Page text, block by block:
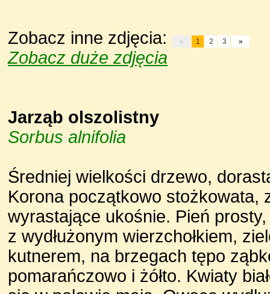
Zobacz inne zdjęcia: « 1 2 3 »
Zobacz duże zdjęcia
Jarząb olszolistny
Sorbus alnifolia
Średniej wielkości drzewo,
Korona początkowo stożkowata,
wyrastające ukośnie. Pień
z wydłużonym wierzchołkiem,
kutnerem, na brzegach tępo
pomarańczowo i żółto. Kwiaty